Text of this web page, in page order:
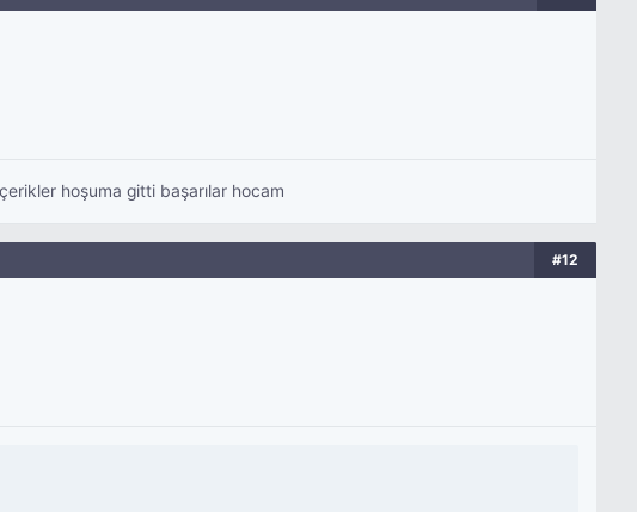
hoşuma gitti başarılar hocam
#12